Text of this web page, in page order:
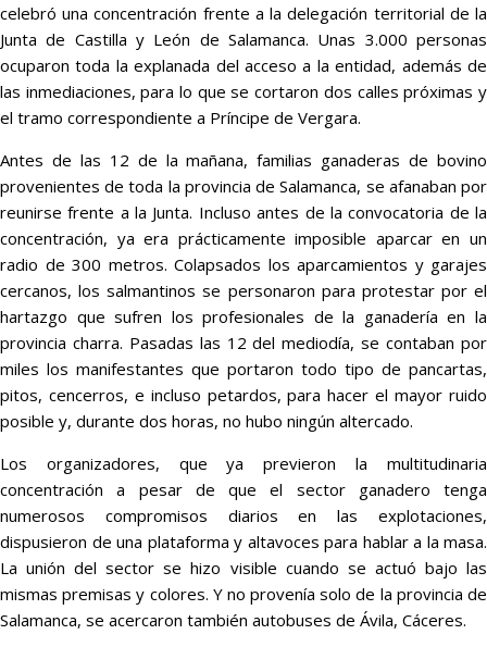
celebró una concentración frente a la delegación territorial de la
Junta de Castilla y León de Salamanca. Unas 3.000 personas
ocuparon toda la explanada del acceso a la entidad, además de
las inmediaciones, para lo que se cortaron dos calles próximas y
el tramo correspondiente a Príncipe de Vergara.
Antes de las 12 de la mañana, familias ganaderas de bovino
provenientes de toda la provincia de Salamanca, se afanaban por
reunirse frente a la Junta. Incluso antes de la convocatoria de la
concentración, ya era prácticamente imposible aparcar en un
radio de 300 metros. Colapsados los aparcamientos y garajes
cercanos, los salmantinos se personaron para protestar por el
hartazgo que sufren los profesionales de la ganadería en la
provincia charra. Pasadas las 12 del mediodía, se contaban por
miles los manifestantes que portaron todo tipo de pancartas,
pitos, cencerros, e incluso petardos, para hacer el mayor ruido
posible y, durante dos horas, no hubo ningún altercado.
Los organizadores, que ya previeron la multitudinaria
concentración a pesar de que el sector ganadero tenga
numerosos compromisos diarios en las explotaciones,
dispusieron de una plataforma y altavoces para hablar a la masa.
La unión del sector se hizo visible cuando se actuó bajo las
mismas premisas y colores. Y no provenía solo de la provincia de
Salamanca, se acercaron también autobuses de Ávila, Cáceres.